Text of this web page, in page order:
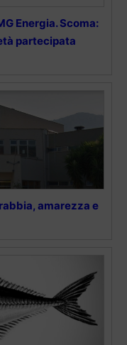
Energia. Scoma:
partecipata
amarezza e